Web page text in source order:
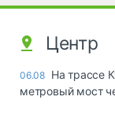
Центр
06.08 На трассе
метровый мост